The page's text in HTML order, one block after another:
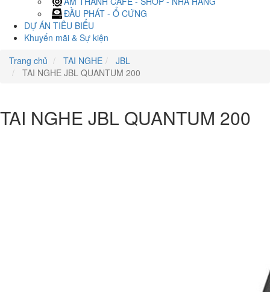
ĐẦU PHÁT - Ổ CỨNG
DỰ ÁN TIÊU BIỂU
Khuyến mãi & Sự kiện
Trang chủ
TAI NGHE
JBL
TAI NGHE JBL QUANTUM 200
TAI NGHE JBL QUANTUM 200